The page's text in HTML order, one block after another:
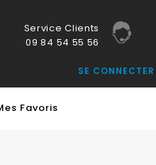
Service Clients
09 84 54 55 56
SE CONNECTER
Favoris